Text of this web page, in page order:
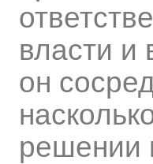
власти и
он
решении